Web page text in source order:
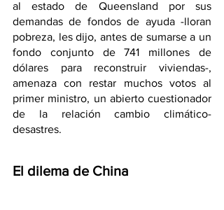
al estado de Queensland por sus
demandas de fondos de ayuda -lloran
pobreza, les dijo, antes de sumarse a un
fondo conjunto de 741 millones de
dólares para reconstruir viviendas-,
amenaza con restar muchos votos al
primer ministro, un abierto cuestionador
de la relación cambio climático-
desastres.
El dilema de China